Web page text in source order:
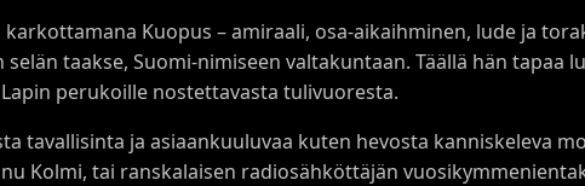
Kuopus – amiraali, osa-aikaihminen, lude ja
taakse, Suomi-nimiseen valtakuntaan. Täällä hän tapaa
perukoille nostettavasta tulivuoresta.
tavallisinta ja asiaankuuluvaa kuten hevosta kanniskeleva
Kolmi, tai ranskalaisen radiosähköttäjän